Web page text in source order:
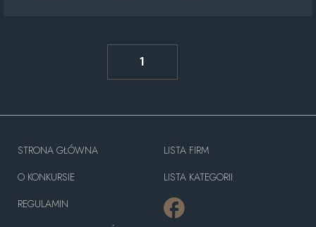
1
STRONA GŁÓWNA
O KONKURSIE
REGULAMIN
LISTA FIRM
LISTA KATEGORII